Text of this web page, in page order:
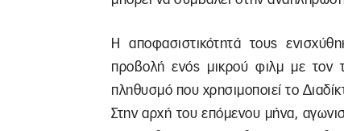
Η αποφασιστικότητά τους
προβολή ενός μικρού φιλμ με τον
πληθυσμό που χρησιμοποιεί το
Στην αρχή του επόμενου μήνα,